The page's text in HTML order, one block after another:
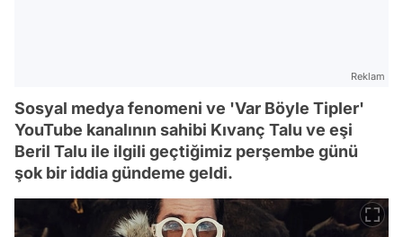
Reklam
Sosyal medya fenomeni ve 'Var Böyle Tipler'
YouTube kanalının sahibi Kıvanç Talu ve eşi
Beril Talu ile ilgili geçtiğimiz perşembe günü
şok bir iddia gündeme geldi.